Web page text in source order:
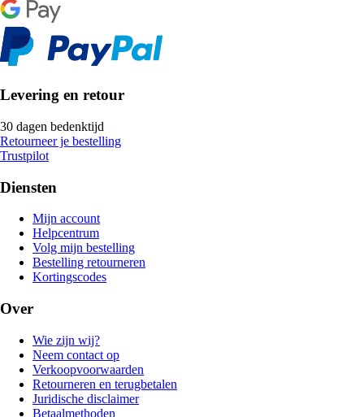
Levering en retour
30 dagen bedenktijd
Retourneer je bestelling
Trustpilot
Diensten
Mijn account
Helpcentrum
Volg mijn bestelling
Bestelling retourneren
Kortingscodes
Over
Wie zijn wij?
Neem contact op
Verkoopvoorwaarden
Retourneren en terugbetalen
Juridische disclaimer
Betaalmethoden